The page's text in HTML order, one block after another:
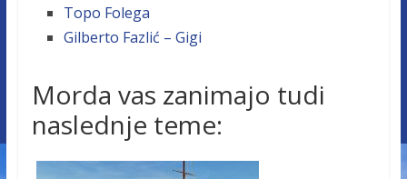
Topo Folega
Gilberto Fazlić – Gigi
Morda vas zanimajo tudi
naslednje teme: